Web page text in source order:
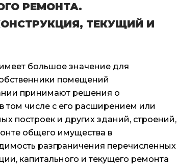
РЕМОНТА.
ТЕКУЩИЙ И
большое значение для
помещений
принимают решения о
том числе с его расширением или
построек и других зданий, строений,
общего имущества в
разграничения перечисленных
капитального и текущего ремонта